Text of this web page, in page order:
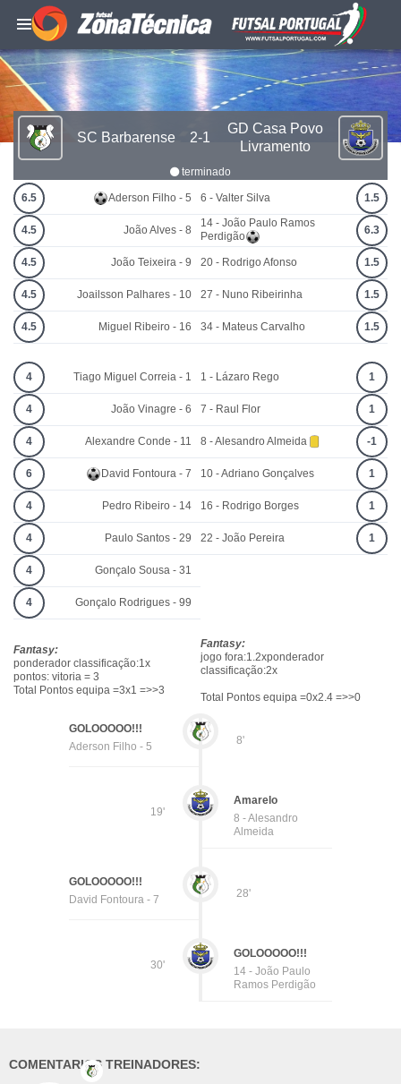
SC Barbarense 2-1
GD Casa Povo
Livramento
terminado
6.5 Aderson Filho - 5
4.5 João Alves - 8
4.5 João Teixeira - 9
4.5 Joailsson Palhares - 10
4.5 Miguel Ribeiro - 16
6 - Valter Silva
1.5
14 - João Paulo Ramos
Perdigão
6.3
20 - Rodrigo Afonso 1.5
27 - Nuno Ribeirinha 1.5
34 - Mateus Carvalho 1.5
4 Tiago Miguel Correia - 1
4 João Vinagre - 6
4 Alexandre Conde - 11
6 David Fontoura - 7
4 Pedro Ribeiro - 14
4 Paulo Santos - 29
4 Gonçalo Sousa - 31
4 Gonçalo Rodrigues - 99
1 - Lázaro Rego 1
7 - Raul Flor 1
8 - Alesandro Almeida -1
10 - Adriano Gonçalves 1
16 - Rodrigo Borges 1
22 - João Pereira 1
Fantasy:
ponderador classificação:1x
pontos: vitoria = 3
Total Pontos equipa =3x1 =>>3
Fantasy:
jogo fora:1.2xponderador
classificação:2x
Total Pontos equipa =0x2.4 =>>0
8'
GOLOOOOO!!!
Aderson Filho - 5
19'
Amarelo
8 - Alesandro
Almeida
28'
GOLOOOOO!!!
David Fontoura - 7
30'
GOLOOOOO!!!
14 - João Paulo
Ramos Perdigão
COMENTARIOS TREINADORES: